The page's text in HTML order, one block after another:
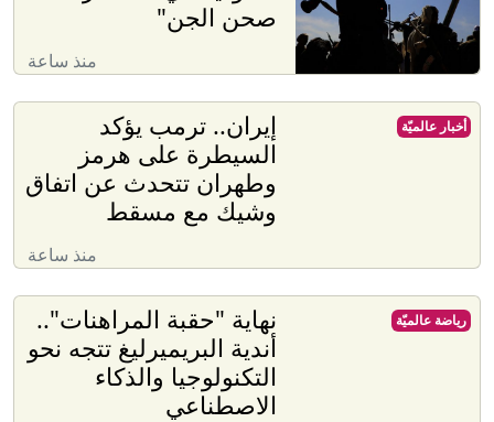
صحن الجن"
منذ ساعة
إيران.. ترمب يؤكد
السيطرة على هرمز
وطهران تتحدث عن اتفاق
وشيك مع مسقط
منذ ساعة
أخبار عالميّة
نهاية "حقبة المراهنات"..
أندية البريميرليغ تتجه نحو
التكنولوجيا والذكاء
الاصطناعي
رياضة عالميّة